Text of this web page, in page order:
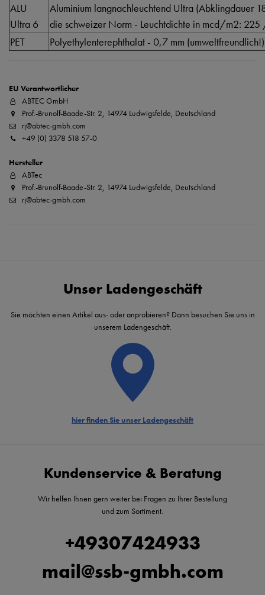
ALU
Ultra 6
Aluminium langnachleuchtend Ultra (Abklingdauer
die schweizer Norm - Leuchtdichte in mcd/m2:
PET
Polyethylenterephthalat - 0,7 mm (umweltfreundlich!)
EU Verantwortlicher
ABTEC GmbH
Prof.-Brunolf-Baade-Str. 2, 14974 Ludwigsfelde, Deutschland
rj@abtec-gmbh.com
+49 (0) 3378 518 57-0
Hersteller
ABTec
Prof.-Brunolf-Baade-Str. 2, 14974 Ludwigsfelde, Deutschland
rj@abtec-gmbh.com
Unser Ladengeschäft
Sie möchten einen Artikel aus- oder anprobieren? Dann besuchen Sie uns in
unserem Ladengeschäft.
hier finden Sie unser Ladengeschäft
Kundenservice & Beratung
Wir helfen Ihnen gern weiter bei Fragen zu Ihrer Bestellung
und zum Sortiment.
+49307424933
mail@ssb-gmbh.com